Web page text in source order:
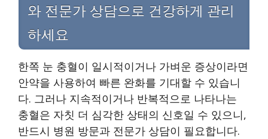
와 전문가 상담으로 건강하게 관리
하세요
한쪽 눈 충혈이 일시적이거나 가벼운 증상이라면
안약을 사용하여 빠른 완화를 기대할 수 있습니
다. 그러나 지속적이거나 반복적으로 나타나는
충혈은 자칫 더 심각한 상태의 신호일 수 있으니,
반드시 병원 방문과 전문가 상담이 필요합니다.